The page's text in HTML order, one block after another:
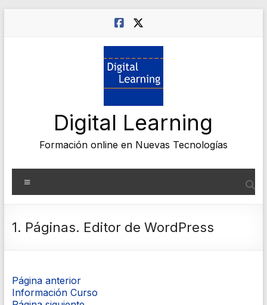
Digital Learning
Formación online en Nuevas Tecnologías
1. Páginas. Editor de WordPress
Página anterior
Información Curso